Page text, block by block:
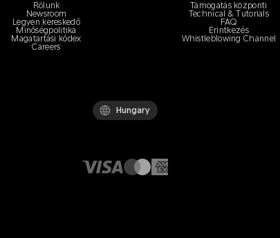
Rólunk
Newsroom
Legyen kereskedő
Minőségpolitika
Magatartási kódex
Careers
Támogatás központi
Technical & Tutorials
FAQ
Érintkezés
Whistleblowing Channel
Hungary